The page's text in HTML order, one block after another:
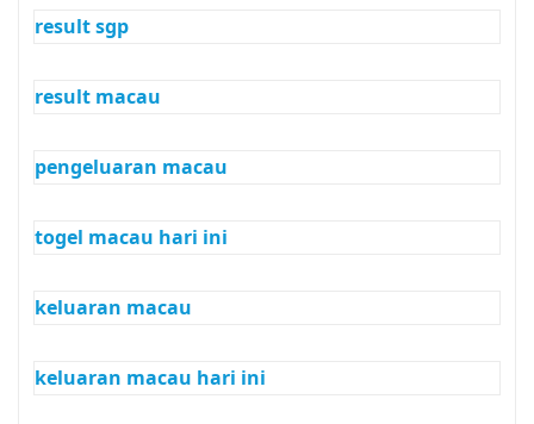
result sgp
result macau
pengeluaran macau
togel macau hari ini
keluaran macau
keluaran macau hari ini